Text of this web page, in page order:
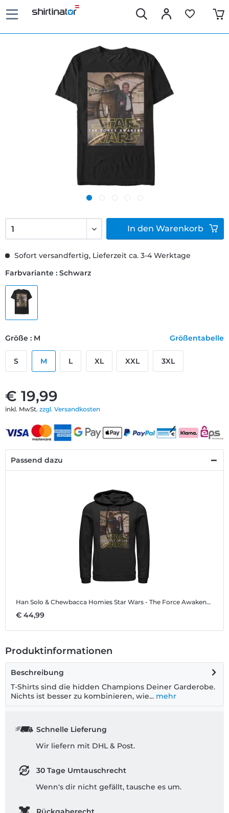
€ 19,99
inkl. MwSt. zzgl. Versandkosten
Sofort versandfertig, Lieferzeit ca. 3-4 Werktage
Farbvariante : Schwarz
Größe : M Größentabelle
S M L XL XXL 3XL
In den Warenkorb
Passend dazu
Han Solo & Chewbacca Homies Star Wars - The Force Awakens - Han Solo & Chewbacca Homies - Unisex Hoodie
€ 44,99
Produktinformationen
Beschreibung
T-Shirts sind die hidden Champions Deiner Garderobe.
Nichts ist besser zu kombinieren, wie... mehr
Schnelle Lieferung
Wir liefern mit DHL & Post.
30 Tage Umtauschrecht
Wenn's dir nicht gefällt, tausche es um.